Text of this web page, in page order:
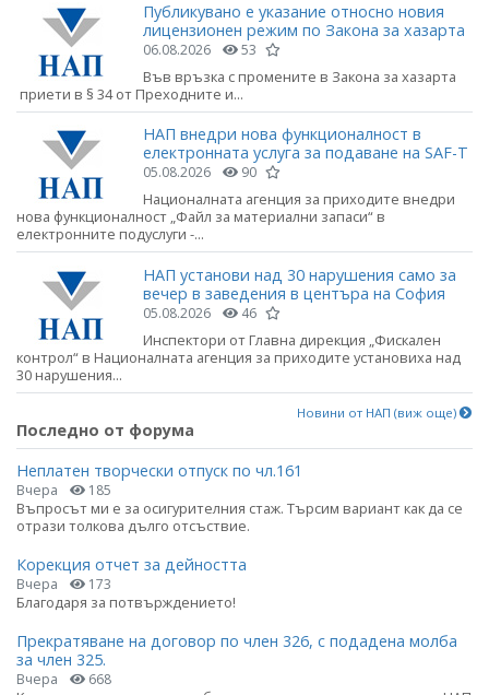
Публикувано е указание относно новия
лицензионен режим по Закона за хазарта
06.08.2026 53
Във връзка с промените в Закона за хазарта
приети в § 34 от Преходните и...
НАП внедри нова функционалност в
електронната услуга за подаване на SAF-T
05.08.2026 90
Националната агенция за приходите внедри
нова функционалност „Файл за материални запаси“ в
електронните подуслуги -...
НАП установи над 30 нарушения само за
вечер в заведения в центъра на София
05.08.2026 46
Инспектори от Главна дирекция „Фискален
контрол“ в Националната агенция за приходите установиха над
30 нарушения...
Новини от НАП (виж още)
Последно от форума
Неплатен творчески отпуск по чл.161
Вчера 185
Въпросът ми е за осигурителния стаж. Търсим вариант как да се
отрази толкова дълго отсъствие.
Корекция отчет за дейността
Вчера 173
Благодаря за потвърждението!
Прекратяване на договор по член 326, с подадена молба
за член 325.
Вчера 668